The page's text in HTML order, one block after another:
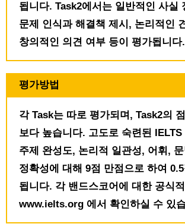
됩니다. Task2에서는 일반적인 사실
문제 인식과 해결책 제시, 논리적인
창의적인 의견 여부 등이 평가됩니다.
평가방법
각 Task는 따로 평가되며, Task2의
보다 높습니다. 고도로 숙련된 IELTS
주제 완성도, 논리적 일관성, 어휘,
정확성에 대해 9점 만점으로 하여
됩니다. 각 밴드스코어에 대한 공식
www.ielts.org 에서 확인하실 수 있